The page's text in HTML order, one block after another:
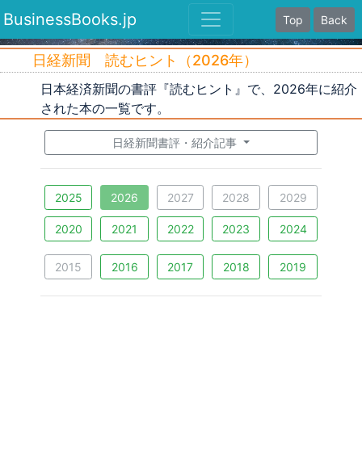
BusinessBooks.jp Top Back
日経新聞 読むヒント（2026年）
日本経済新聞の書評『読むヒント』で、2026年に紹介
された本の一覧です。
日経新聞書評・紹介記事
2025 2026 2027 2028 2029
2020 2021 2022 2023 2024
2015 2016 2017 2018 2019